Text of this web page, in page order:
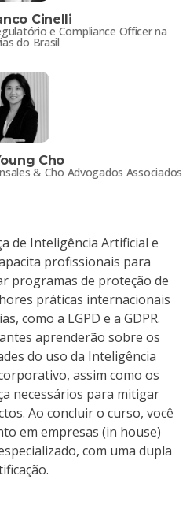
Cinelli
e Compliance Officer na
do Brasil
Cho
& Cho Advogados Associados
de Inteligência Artificial e
profissionais para
programas de proteção de
práticas internacionais
como a LGPD e a GDPR.
aprenderão sobre os
do uso da Inteligência
assim como os
necessários para mitigar
Ao concluir o curso, você
em empresas (in house)
com uma dupla